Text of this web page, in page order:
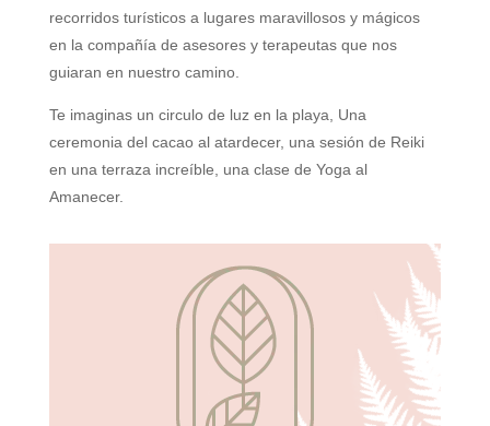
recorridos turísticos a lugares maravillosos y mágicos
en la compañía de asesores y terapeutas que nos
guiaran en nuestro camino.
Te imaginas un circulo de luz en la playa, Una
ceremonia del cacao al atardecer, una sesión de Reiki
en una terraza increíble, una clase de Yoga al
Amanecer.